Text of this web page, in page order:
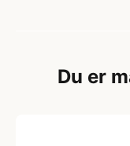
Du er